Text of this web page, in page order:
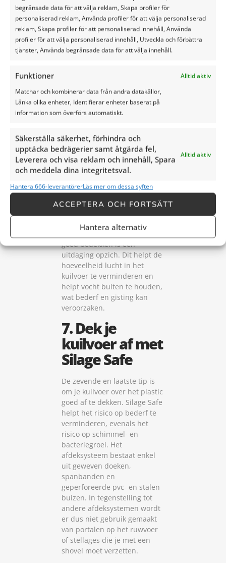
begränsade data för att välja reklam, Skapa profiler för
personaliserad reklam, Använda profiler för att välja personaliserad
reklam, Skapa profiler för att personaliserad innehåll, Använda
profiler för att välja personaliserad innehåll, Utveckla och förbättra
tjänster, Använda begränsade data för att välja innehåll.
Funktioner
Alltid aktiv
Matchar och kombinerar data från andra datakällor,
Länka olika enheter, Identifierar enheter baserat på
information som överförs automatiskt.
Säkerställa säkerhet, förhindra och
upptäcka bedrägerier samt åtgärda fel,
Leverera och visa reklam och innehåll, Spara
och meddela dina integritetsval.
Alltid aktiv
Hantera 666-leverantörerLäs mer om dessa syften
ACCEPTERA OCH FORTSÄTT
Hantera alternativ
De vijfde tip is om de mais zo
strak mogelijk in de kuil te
persen. Dit helpt om de
hoeveelheid lucht in het
vergemakkelijken. Het helpt
ook om het risico op bederf
en verdere fermentatie te
verminderen.
6. Bedek het
kuilvoer met
plastic
De zesde tip is om de kuil bij
opslag af te dekken met
eenvoudig en
goed bedekken is een
uitdaging opzich. Dit helpt de
hoeveelheid lucht in het
kuilvoer te verminderen en
helpt vocht buiten te houden,
wat bederf en gisting kan
veroorzaken.
7. Dek je
kuilvoer af met
Silage Safe
De zevende en laatste tip is
om je kuilvoer over het plastic
goed af te dekken. Silage Safe
helpt het risico op bederf te
verminderen, evenals het
risico op schimmel- en
bacteriegroei. Het
afdeksysteem bestaat enkel
uit geweven doeken,
spanbanden en
geperforeerde pvc- en stalen
buizen. In tegenstelling tot
andere afdeksystemen wordt
er dus niet gebruik gemaakt
van portalen op het ruwvoer
of stellages die je met een
shovel moet verzetten.